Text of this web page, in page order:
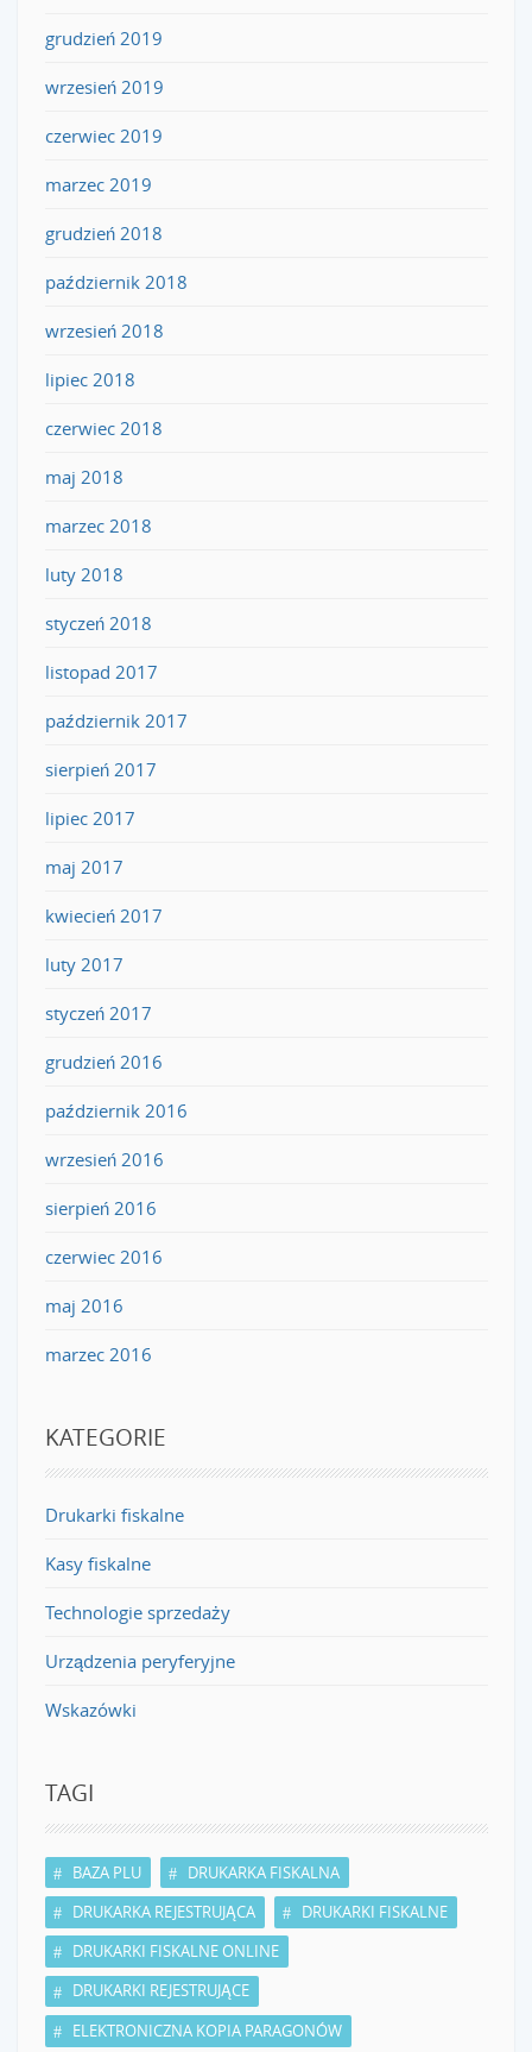
grudzień 2019
wrzesień 2019
czerwiec 2019
marzec 2019
grudzień 2018
październik 2018
wrzesień 2018
lipiec 2018
czerwiec 2018
maj 2018
marzec 2018
luty 2018
styczeń 2018
listopad 2017
październik 2017
sierpień 2017
lipiec 2017
maj 2017
kwiecień 2017
luty 2017
styczeń 2017
grudzień 2016
październik 2016
wrzesień 2016
sierpień 2016
czerwiec 2016
maj 2016
marzec 2016
KATEGORIE
Drukarki fiskalne
Kasy fiskalne
Technologie sprzedaży
Urządzenia peryferyjne
Wskazówki
TAGI
BAZA PLU
DRUKARKA FISKALNA
DRUKARKA REJESTRUJĄCA
DRUKARKI FISKALNE
DRUKARKI FISKALNE ONLINE
DRUKARKI REJESTRUJĄCE
ELEKTRONICZNA KOPIA PARAGONÓW